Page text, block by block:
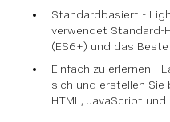
Standardbasiert -
verwendet Standard-
(ES6+) und das
Einfach zu erlernen -
sich und erstellen
HTML, JavaScript und